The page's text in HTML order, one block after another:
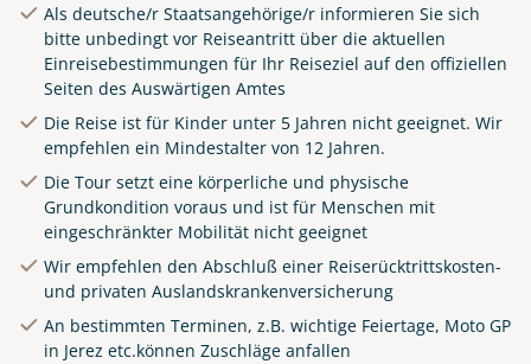
Als deutsche/r Staatsangehörige/r informieren Sie sich
bitte unbedingt vor Reiseantritt über die aktuellen
Einreisebestimmungen für Ihr Reiseziel auf den offiziellen
Seiten des Auswärtigen Amtes
Die Reise ist für Kinder unter 5 Jahren nicht geeignet. Wir
empfehlen ein Mindestalter von 12 Jahren.
Die Tour setzt eine körperliche und physische
Grundkondition voraus und ist für Menschen mit
eingeschränkter Mobilität nicht geeignet
Wir empfehlen den Abschluß einer Reiserücktrittskosten-
und privaten Auslandskrankenversicherung
An bestimmten Terminen, z.B. wichtige Feiertage, Moto GP
in Jerez etc.können Zuschläge anfallen